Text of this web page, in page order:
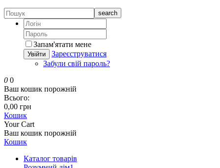
search
Запам'ятати мене
Увійти
Зареєструватися
Забули свій пароль?
0 0
Ваш кошик порожній
Всього:
0,00 грн
Кошик
Your Cart
Ваш кошик порожній
Кошик
Каталог товарів